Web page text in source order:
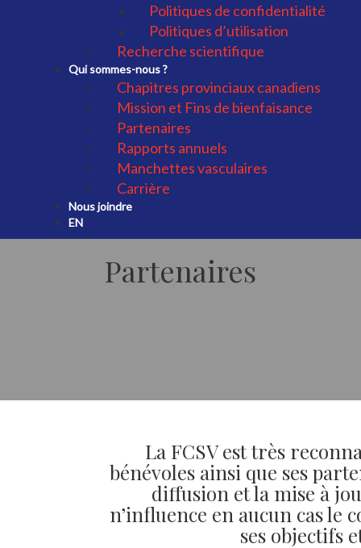
Politiques de confidentialité
Politiques d’utilisation
Recherche scientifique
Qui sommes-nous ?
Chapitres provinciaux canadiens
Mission et Fins de bienfaisance
Partenaires
Rapports annuels
Manchettes vasculaires
Carrière
Nous joindre
EN
Partenaires
La FCSV est très
bénévoles ainsi que ses
diffusion et la mise à
n’influence en aucun cas le
ses objectifs